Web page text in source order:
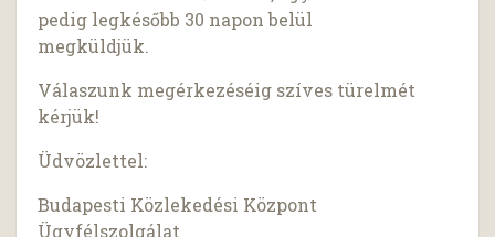
pedig legkésőbb 30 napon belül
megküldjük.
Válaszunk megérkezéséig szíves türelmét
kérjük!
Üdvözlettel:
Budapesti Közlekedési Központ
Ügyfélszolgálat